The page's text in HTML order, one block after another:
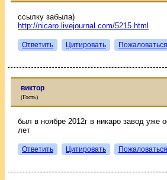
ссылку забыла)
http://nicaro.livejournal.com/5215.html
Ответить Цитировать Пожаловаться
виктор
(Гость)
был в ноябре 2012г в никаро завод уже
лет
Ответить Цитировать Пожаловаться